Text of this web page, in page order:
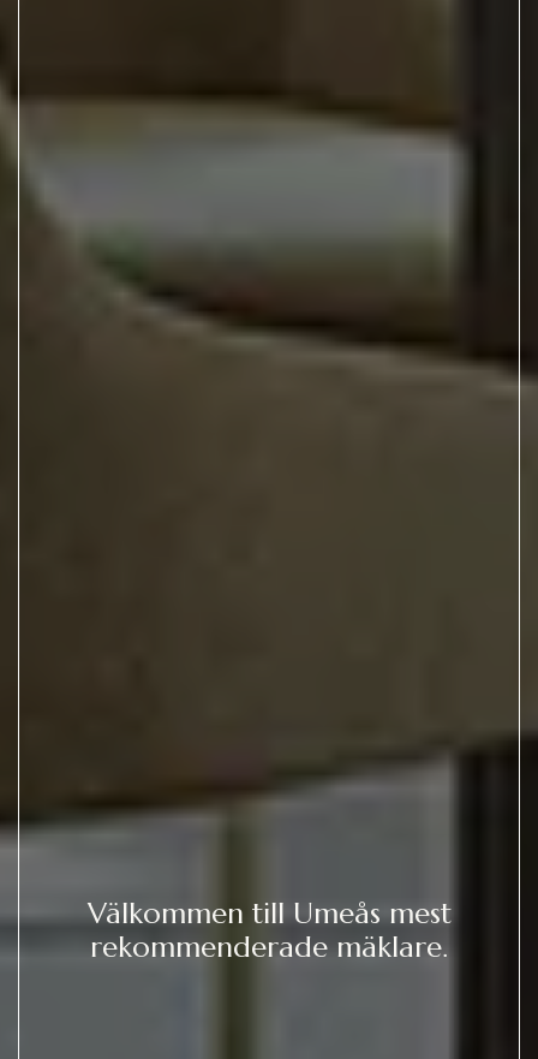
Välkommen till Umeås mest
rekommenderade mäklare.